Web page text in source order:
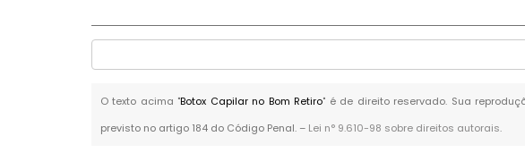
O texto acima "Botox Capilar no Bom Retiro" é de direito reservado. Sua
previsto no artigo 184 do Código Penal. – Lei n° 9.610-98 sobre direitos autorais.